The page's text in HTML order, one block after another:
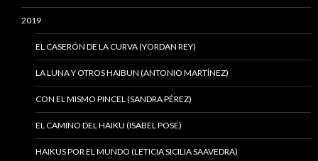
2019
EL CASERÓN DE LA CURVA (YORDAN REY)
LA LUNA Y OTROS HAIBUN (ANTONIO MARTÍNEZ)
CON EL MISMO PINCEL (SANDRA PÉREZ)
EL CAMINO DEL HAIKU (ISABEL POSE)
HAIKUS POR EL MUNDO (LETICIA SICILIA SAAVEDRA)